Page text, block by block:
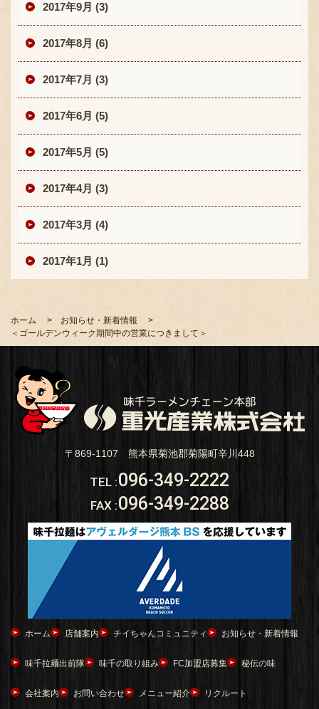
2017年9月 (3)
2017年8月 (6)
2017年7月 (3)
2017年6月 (5)
2017年5月 (5)
2017年4月 (3)
2017年3月 (4)
2017年1月 (1)
ホーム
お知らせ・新着情報
＜ゴールデンウィーク期間中の営業につきまして＞
〒869-1107 熊本県菊池郡菊陽町辛川448
TEL :096-349-2222
FAX :096-349-2288
ホーム 店舗案内 チイちゃんコミュニティ お知らせ・新着情報
味千拉麺出前隊 味千の取り組み FC加盟店募集 秘伝の味
会社案内 お問い合わせ メニュー紹介 リクルート